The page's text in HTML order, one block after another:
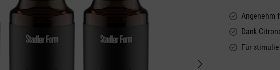
Angenehm
Dank
Für